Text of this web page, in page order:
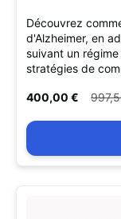
Découvrez
d'Alzheimer, en
suivant un
stratégies de
400,00 €